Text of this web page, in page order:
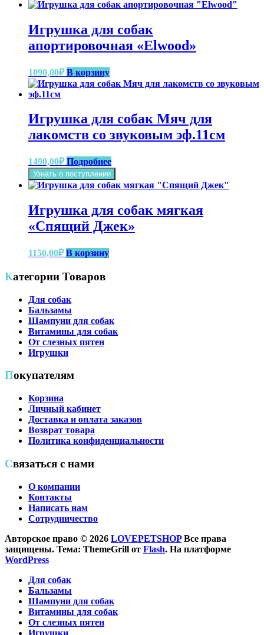
несколько
можно
выбрать
товара.
Игрушка для собак
апортировочная «Elwood»
1090,00₽ В корзину
Игрушка для собак Мяч для
лакомств со звуковым эф.11см
1490,00₽ Подробнее
Узнать о поступлении
Игрушка для собак мягкая
«Спящий Джек»
1150,00₽ В корзину
Категории Товаров
Для собак
Бальзамы
Шампуни для собак
Витамины для собак
От слезных пятен
Игрушки
Покупателям
Корзина
Личный кабинет
Доставка и оплата заказов
Возврат товара
Политика конфиденциальности
Связаться с нами
О компании
Контакты
Написать нам
Сотрудничество
Авторское право © 2026 LOVEPETSHOPВсе права
защищены. Тема: ThemeGrill от Flash. На платформе
WordPress
Для собак
Бальзамы
Шампуни для собак
Витамины для собак
От слезных пятен
Игрушки